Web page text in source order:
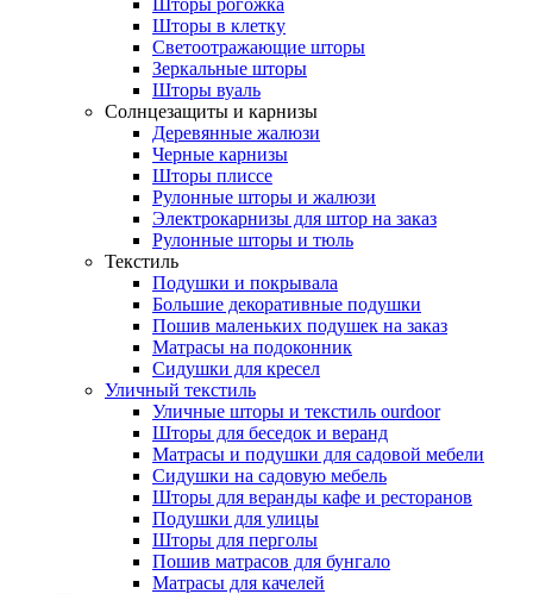
Шторы рогожка
Шторы в клетку
Светоотражающие шторы
Зеркальные шторы
Шторы вуаль
Солнцезащиты и карнизы
Деревянные жалюзи
Черные карнизы
Шторы плиссе
Рулонные шторы и жалюзи
Электрокарнизы для штор на заказ
Рулонные шторы и тюль
Текстиль
Подушки и покрывала
Большие декоративные подушки
Пошив маленьких подушек на заказ
Матрасы на подоконник
Сидушки для кресел
Уличный текстиль
Уличные шторы и текстиль ourdoor
Шторы для беседок и веранд
Матрасы и подушки для садовой мебели
Сидушки на садовую мебель
Шторы для веранды кафе и ресторанов
Подушки для улицы
Шторы для перголы
Пошив матрасов для бунгало
Матрасы для качелей